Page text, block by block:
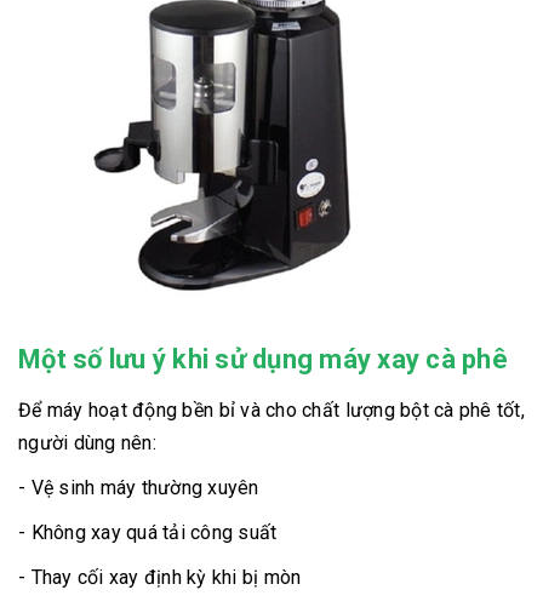
Một số lưu ý khi sử dụng máy xay cà phê
Để máy hoạt động bền bỉ và cho chất lượng bột cà phê tốt,
người dùng nên:
- Vệ sinh máy thường xuyên
- Không xay quá tải công suất
- Thay cối xay định kỳ khi bị mòn